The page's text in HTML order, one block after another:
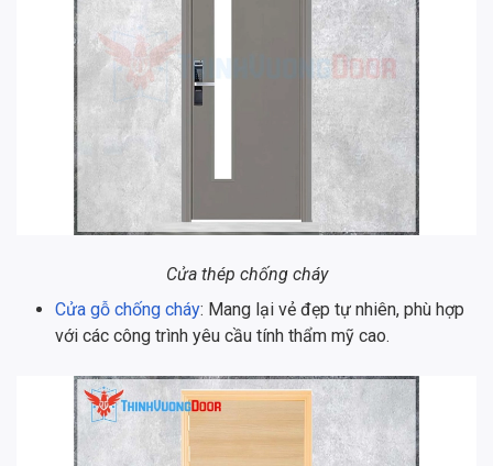
Cửa thép chống cháy
Cửa gỗ chống cháy: Mang lại vẻ đẹp tự nhiên, phù hợp
với các công trình yêu cầu tính thẩm mỹ cao.